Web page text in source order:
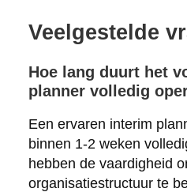
Veelgestelde
Hoe lang duurt het
planner volledig
Een ervaren interim
binnen 1-2 weken
hebben de vaardigheid
organisatiestructuur te